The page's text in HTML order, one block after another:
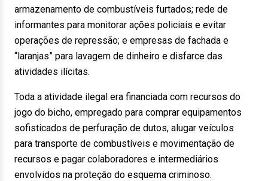
armazenamento de combustíveis furtados; rede de
informantes para monitorar ações policiais e evitar
operações de repressão; e empresas de fachada e
“laranjas” para lavagem de dinheiro e disfarce das
atividades ilícitas.
Toda a atividade ilegal era financiada com recursos do
jogo do bicho, empregado para comprar equipamentos
sofisticados de perfuração de dutos, alugar veículos
para transporte de combustíveis e movimentação de
recursos e pagar colaboradores e intermediários
envolvidos na proteção do esquema criminoso.